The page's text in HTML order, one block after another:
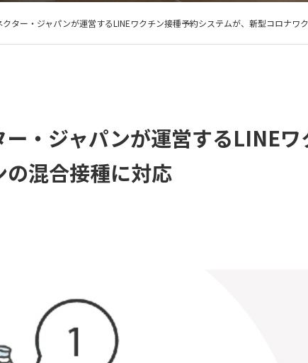
クター・ジャパンが運営するLINEワクチン接種予約システムが、新型コロナワ
ー・ジャパンが運営するLINE
の混合接種に対応